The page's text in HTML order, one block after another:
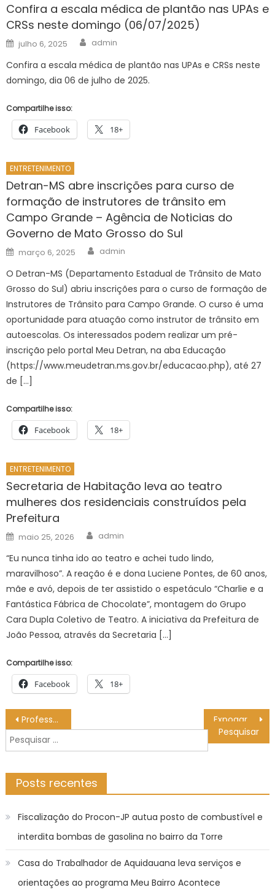
Confira a escala médica de plantão nas UPAs e
CRSs neste domingo (06/07/2025)
Posted
on
julho 6, 2025 Author
admin
Confira a escala médica de plantão nas UPAs e CRSs neste
domingo, dia 06 de julho de 2025.
Compartilhe isso:
Facebook 18+
ENTRETENIMENTO
Detran-MS abre inscrições para curso de
formação de instrutores de trânsito em
Campo Grande – Agência de Noticias do
Governo de Mato Grosso do Sul
Posted
on
março 6, 2025 Author
admin
O Detran-MS (Departamento Estadual de Trânsito de Mato
Grosso do Sul) abriu inscrições para o curso de formação de
Instrutores de Trânsito para Campo Grande. O curso é uma
oportunidade para atuação como instrutor de trânsito em
autoescolas. Os interessados podem realizar um pré-
inscrição pelo portal Meu Detran, na aba Educação
(https://www.meudetran.ms.gov.br/educacao.php), até 27
de […]
Compartilhe isso:
Facebook 18+
ENTRETENIMENTO
Secretaria de Habitação leva ao teatro
mulheres dos residenciais construídos pela
Prefeitura
Posted
on
maio 25, 2026 Author
admin
“Eu nunca tinha ido ao teatro e achei tudo lindo,
maravilhoso”. A reação é e dona Luciene Pontes, de 60 anos,
mãe e avó, depois de ter assistido o espetáculo “Charlie e a
Fantástica Fábrica de Chocolate”, montagem do Grupo
Cara Dupla Coletivo de Teatro. A iniciativa da Prefeitura de
João Pessoa, através da Secretaria […]
Compartilhe isso:
Facebook 18+
Navegação
de
Post
Professor colombiano disputa prêmio de cinema com Wagner Moura
Expoagro expõe ambiente de negócios favorável que garante investimentos em diferentes setores
Pesquisar
por:
Posts recentes
Fiscalização do Procon-JP autua posto de combustível e
interdita bombas de gasolina no bairro da Torre
Casa do Trabalhador de Aquidauana leva serviços e
orientações ao programa Meu Bairro Acontece